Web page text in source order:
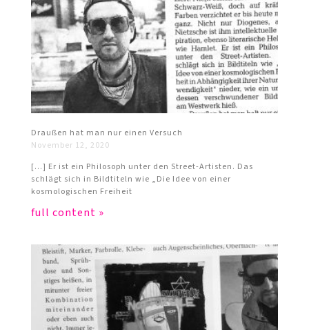
Draußen hat man nur einen Versuch
November 12, 2020
[…] Er ist ein Philosoph unter den Street-Artisten. Das
schlägt sich in Bildtiteln wie „Die Idee von einer
kosmologischen Freiheit
full content »